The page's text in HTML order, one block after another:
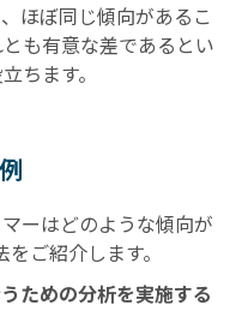
ほぼ同じ傾向があるこ
も有意な差であるとい
ちます。
ーはどのような傾向が
ご紹介します。
ための分析を実施する